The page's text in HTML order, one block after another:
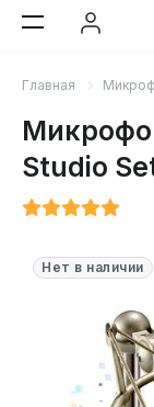
Главная
Studio
Нет в наличии